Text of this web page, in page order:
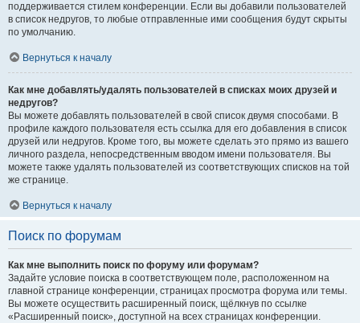
поддерживается стилем конференции. Если вы добавили пользователей
в список недругов, то любые отправленные ими сообщения будут скрыты
по умолчанию.
Вернуться к началу
Как мне добавлять/удалять пользователей в списках моих друзей и
недругов?
Вы можете добавлять пользователей в свой список двумя способами. В
профиле каждого пользователя есть ссылка для его добавления в список
друзей или недругов. Кроме того, вы можете сделать это прямо из вашего
личного раздела, непосредственным вводом имени пользователя. Вы
можете также удалять пользователей из соответствующих списков на той
же странице.
Вернуться к началу
Поиск по форумам
Как мне выполнить поиск по форуму или форумам?
Задайте условие поиска в соответствующем поле, расположенном на
главной странице конференции, страницах просмотра форума или темы.
Вы можете осуществить расширенный поиск, щёлкнув по ссылке
«Расширенный поиск», доступной на всех страницах конференции.